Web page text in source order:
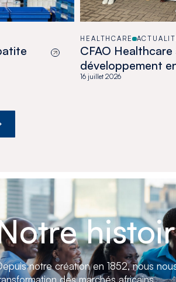
HEALTHCARE
CFAO
développement
avec l’acquisition
16 juillet 2026
notre création en 1852, nous